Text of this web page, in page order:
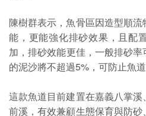
陳樹群表示，魚骨區因造型順
能，更能強化排砂效果，且配
加，排砂效能更佳，一般排砂
的泥沙將不超過5%，可防止魚
這款魚道目前建置在嘉義八掌
前溪，有效兼顧生態保育與防